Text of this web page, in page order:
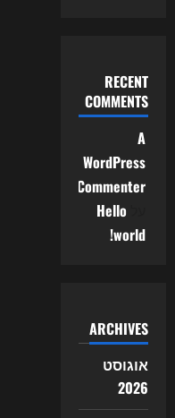
RECENT
COMMENTS
A
WordPress
Commenter
Hello
world!
ARCHIVES
אוגוסט
2026